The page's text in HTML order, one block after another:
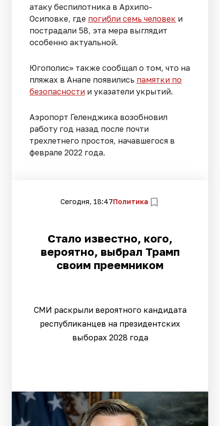
атаку беспилотника в Архипо-
Осиповке, где погибли семь человек и
пострадали 58, эта мера выглядит
особенно актуальной.
Югополис» также сообщал о том, что на
пляжах в Анапе появились памятки по
безопасности и указатели укрытий.
Аэропорт Геленджика возобновил
работу год назад после почти
трехлетнего простоя, начавшегося в
феврале 2022 года.
Сегодня, 18:47Политика
Стало известно, кого,
вероятно, выбрал Трамп
своим преемником
СМИ раскрыли вероятного кандидата
республиканцев на президентских
выборах 2028 года